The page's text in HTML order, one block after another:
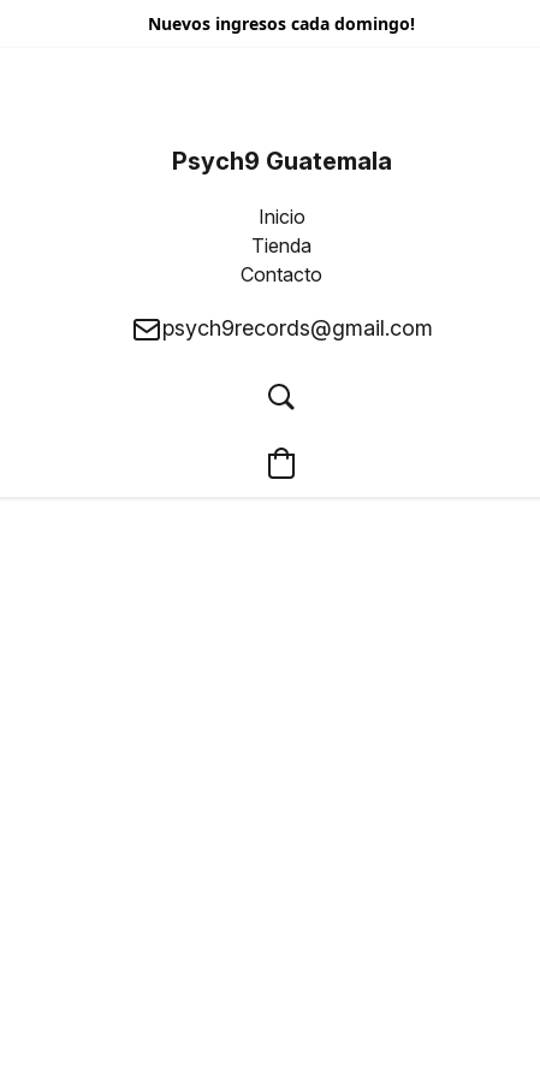
Nuevos ingresos cada domingo!
Psych9 Guatemala
Inicio
Tienda
Contacto
psych9records@gmail.com